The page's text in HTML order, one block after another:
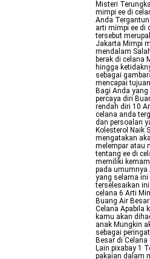
Misteri
mimpi ee di
Anda
arti mimpi ee di
tersebut
Jakarta Mimpi
mendalam
berak di celana
hingga
sebagai
mencapai
Bagi Anda
percaya diri
rendah diri 10
celana anda
dan persoalan
Kolesterol Naik
mengatakan
melempar atau
tentang ee di
memiliki
pada umumnya
yang selama
terselesaikan
celana 6 Arti
Buang Air
Celana Apabila
kamu akan
anak Mungkin
sebagai
Besar di
Lain pixabay 1
pakaian dalam